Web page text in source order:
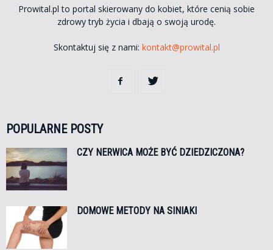
Prowital.pl to portal skierowany do kobiet, które cenią sobie
zdrowy tryb życia i dbają o swoją urodę.
Skontaktuj się z nami: kontakt@prowital.pl
POPULARNE POSTY
CZY NERWICA MOŻE BYĆ DZIEDZICZONA?
DOMOWE METODY NA SINIAKI